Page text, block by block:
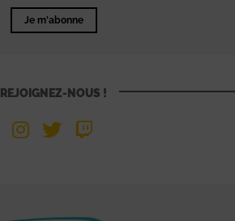
Je m'abonne
REJOIGNEZ-NOUS !